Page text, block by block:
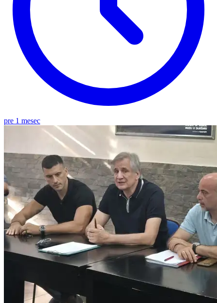
pre 1 mesec